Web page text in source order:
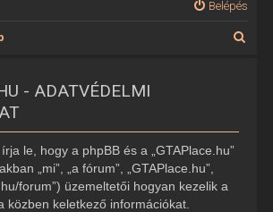
Belépés
- ADATVÉDELMI
le, hogy a phpBB és a „GTAPlace.hu”
„mi”, „a fórum”, „GTAPlace.hu”,
forum”) üzemeltetői hogyan kezelik a
közben keletkező információkat.